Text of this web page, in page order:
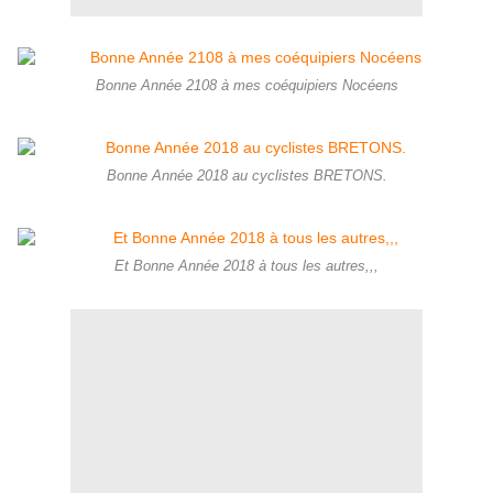
Bonne Année 2108 à mes coéquipiers Nocéens
Bonne Année 2018 au cyclistes BRETONS.
Et Bonne Année 2018 à tous les autres,,,